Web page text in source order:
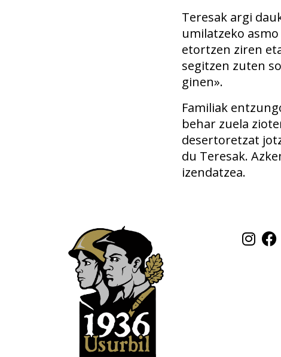
Teresak argi
umilatzeko
etortzen ziren
segitzen zuten
ginen».
Familiak
behar zuela
desertoretzat
du Teresak.
izendatzea.